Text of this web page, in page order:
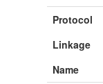
Protocol
Linkage
Name